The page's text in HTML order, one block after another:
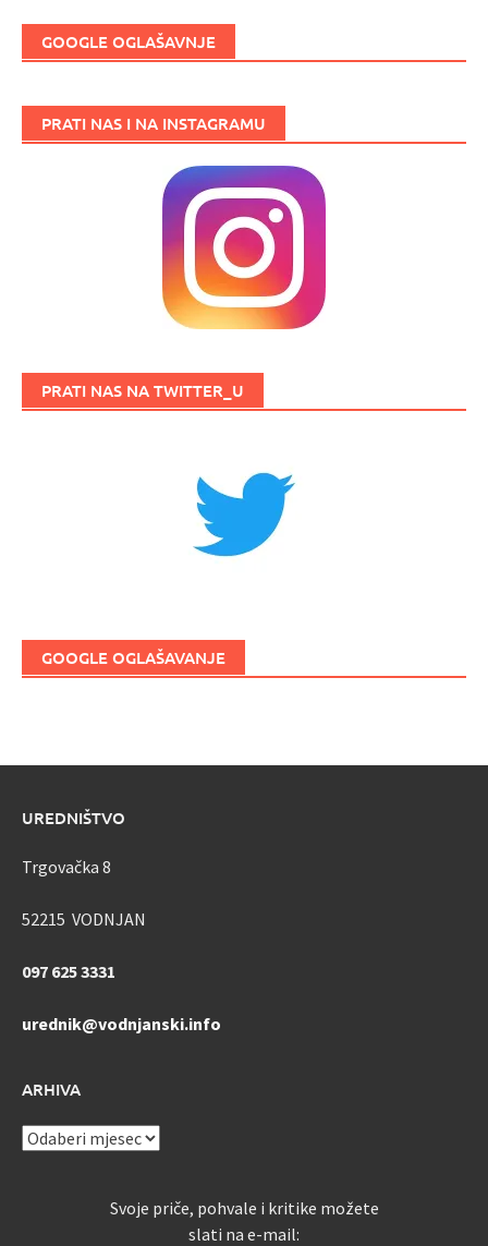
GOOGLE OGLAŠAVNJE
PRATI NAS I NA INSTAGRAMU
PRATI NAS NA TWITTER_U
GOOGLE OGLAŠAVANJE
UREDNIŠTVO
Trgovačka 8
52215 VODNJAN
097 625 3331
urednik@vodnjanski.info
ARHIVA
ARHIVA
Svoje priče, pohvale i kritike možete
slati na e-mail: